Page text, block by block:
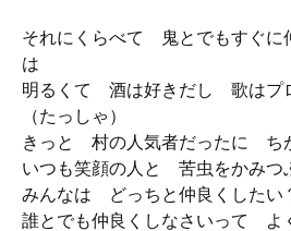
それにくらべて 鬼とでもすぐに
は
明るくて 酒は好きだし 歌はプ
（たっしゃ）
きっと 村の人気者だったに ち
いつも笑顔の人と 苦虫をかみつ
みんなは どっちと仲良くしたい
誰とでも仲良くしなさいって よ